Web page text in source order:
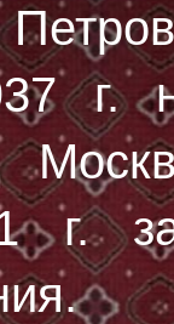
г.
г. за